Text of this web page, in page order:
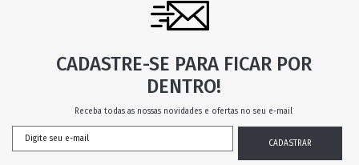
CADASTRE-SE PARA FICAR POR
DENTRO!
Receba todas as nossas novidades e ofertas no seu e-mail